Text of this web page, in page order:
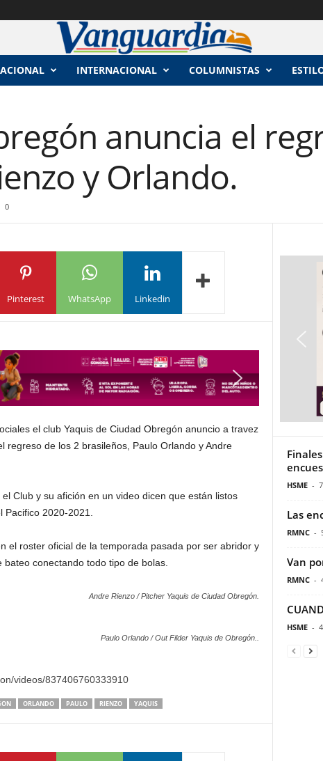
INTERNACIONAL COLUMNISTAS
anuncia el
y Orlando.
0
Pinterest WhatsApp Linkedin
el club Yaquis de Ciudad Obregón anuncio a travez
regreso de los 2 brasileños, Paulo Orlando y Andre
Club y su afición en un video dicen que están listos
2020-2021.
el roster oficial de la temporada pasada por ser abridor y
conectando todo tipo de bolas.
Andre Rienzo / Pitcher Yaquis de Ciudad Obregón.
Paulo Orlando / Out Filder Yaquis de Obregón..
videos/837406760333910
ORLANDO PAULO RIENZO YAQUIS
HSME -
Las
RMNC -
Van
RMNC -
HSME -